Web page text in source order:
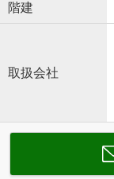
階建
取扱会社